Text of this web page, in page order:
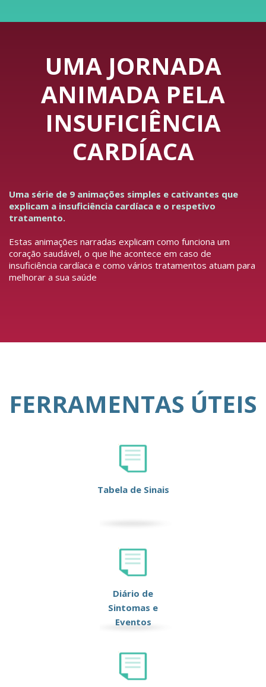
UMA JORNADA
ANIMADA PELA
INSUFICIÊNCIA
CARDÍACA
Uma série de 9 animações simples e cativantes que
explicam a insuficiência cardíaca e o respetivo
tratamento.
Estas animações narradas explicam como funciona um
coração saudável, o que lhe acontece em caso de
insuficiência cardíaca e como vários tratamentos atuam para
melhorar a sua saúde
FERRAMENTAS ÚTEIS
Tabela de Sinais
Diário de
Sintomas e
Eventos